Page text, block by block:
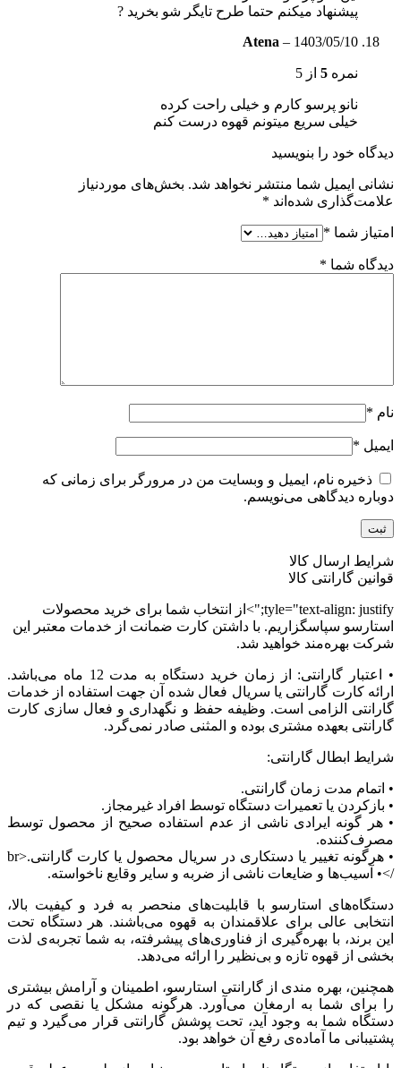
پیشنهاد میکنم حتما طرح تایگر شو بخرید ?
Atena – 1403/05/10
نمره 5 از 5
نانو پرسو کارم و خیلی راحت کرده
خیلی سریع میتونم قهوه درست کنم
دیدگاه خود را بنویسید
نشانی ایمیل شما منتشر نخواهد شد. بخش‌های موردنیاز
علامت‌گذاری شده‌اند *
امتیاز شما *
دیدگاه شما *
نام *
ایمیل *
ذخیره نام، ایمیل و وبسایت من در مرورگر برای زمانی که
دوباره دیدگاهی می‌نویسم.
شرایط ارسال کالا
قوانین گارانتی کالا
tyle="text-align: justify;">از انتخاب شما برای خرید محصولات
استارسو سپاسگزاریم. با داشتن کارت ضمانت از خدمات معتبر این
شرکت بهره‌مند خواهید شد.
• اعتبار گارانتی: از زمان خرید دستگاه به مدت 12 ماه می‌باشد.
ارائه کارت گارانتی یا سریال فعال شده آن جهت استفاده از خدمات
گارانتی الزامی است. وظیفه حفظ و نگهداری و فعال سازی کارت
گارانتی بعهده مشتری بوده و المثنی صادر نمی‌گرد.
شرایط ابطال گارانتی:
• اتمام مدت زمان گارانتی.
• بازکردن یا تعمیرات دستگاه توسط افراد غیرمجاز.
• هر گونه ایرادی ناشی از عدم استفاده صحیح از محصول توسط
مصرف‌کننده.
• هرگونه تغییر یا دستکاری در سریال محصول یا کارت گارانتی.<br
/>• آسیب‌ها و ضایعات ناشی از ضربه و سایر وقایع ناخواسته.
دستگاه‌های استارسو با قابلیت‌های منحصر به فرد و کیفیت بالا،
انتخابی عالی برای علاقمندان به قهوه می‌باشند. هر دستگاه تحت
این برند، با بهره‌گیری از فناوری‌های پیشرفته، به شما تجربه‌ی لذت
بخشی از قهوه تازه و بی‌نظیر را ارائه می‌دهد.
همچنین، بهره مندی از گارانتی استارسو، اطمینان و آرامش بیشتری
را برای شما به ارمغان می‌آورد. هرگونه مشکل یا نقصی که در
دستگاه شما به وجود آید، تحت پوشش گارانتی قرار می‌گیرد و تیم
پشتیبانی ما آماده‌ی رفع آن خواهد بود.